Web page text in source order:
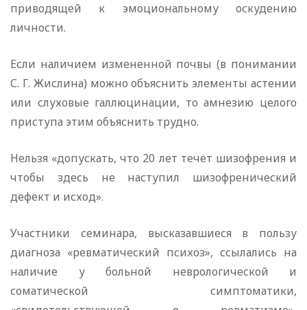
приводящей к эмоциональному оскудению
личности.
Если наличием измененной почвы (в понимании
С. Г. Жислина) можно объяснить элементы астении
или слуховые галлюцинации, то амнезию целого
приступа этим объяснить трудно.
Нельзя «допускать, что 20 лет течет шизофрения и
чтобы здесь не наступил шизофренический
дефект и исход».
Участники семинара, высказавшиеся в пользу
диагноза «ревматический психоз», ссылались на
наличие у больной неврологической и
соматической симптоматики,